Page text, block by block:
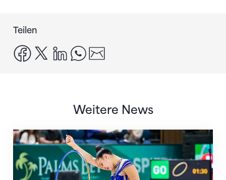
Teilen
facebook
x linkedinwhatsapp
Weitere News
Nächster Halt: Weltmeisterschaft